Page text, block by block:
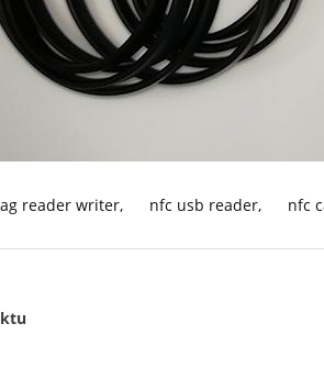
reader writer, nfc usb reader, nfc